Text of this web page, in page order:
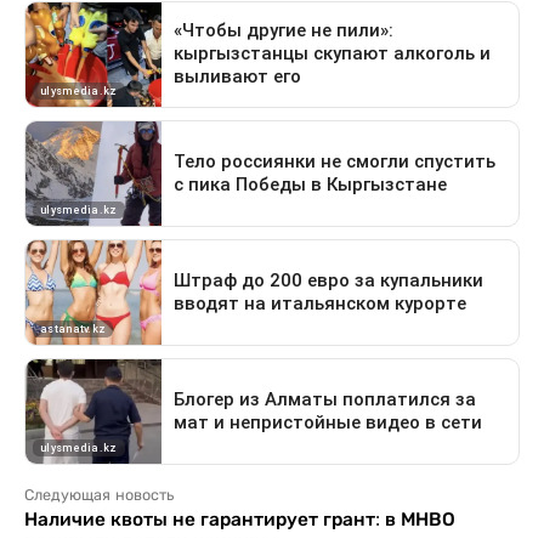
Следующая новость
Наличие квоты не гарантирует грант: в МНВО